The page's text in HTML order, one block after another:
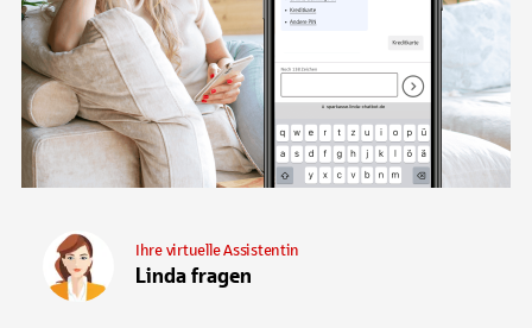
Linda fragen
Ihre virtuelle Assistentin